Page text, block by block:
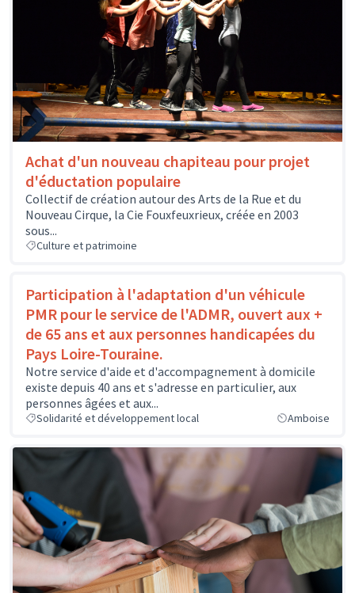
Achat d'un nouveau chapiteau pour projet
d'éductation populaire
Collectif de création autour des Arts de la Rue et du
Nouveau Cirque, la Cie Fouxfeuxrieux, créée en 2003
sous...
Culture et patrimoine
Participation à l'adaptation d'un véhicule
PMR pour le service de l'ADMR, ouvert aux +
de 65 ans et aux personnes handicapées du
Pays Loire-Touraine.
Notre service d'aide et d'accompagnement à domicile
existe depuis 40 ans et s'adresse en particulier, aux
personnes âgées et aux...
Solidarité et développement local Amboise